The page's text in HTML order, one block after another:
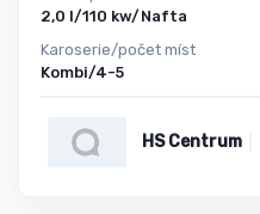
2,0 l/110 kw/Nafta
Karoserie/počet míst
Kombi/4-5
HS Centrum